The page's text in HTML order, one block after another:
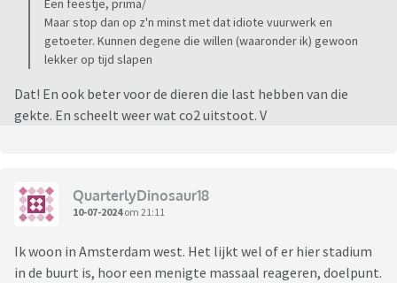
Een feestje, prima/
Maar stop dan op z'n minst met dat idiote vuurwerk en
getoeter. Kunnen degene die willen (waaronder ik) gewoon
lekker op tijd slapen
Dat! En ook beter voor de dieren die last hebben van die
gekte. En scheelt weer wat co2 uitstoot. V
QuarterlyDinosaur18
10-07-2024om 21:11
Ik woon in Amsterdam west. Het lijkt wel of er hier stadium
in de buurt is, hoor een menigte massaal reageren, doelpunt.